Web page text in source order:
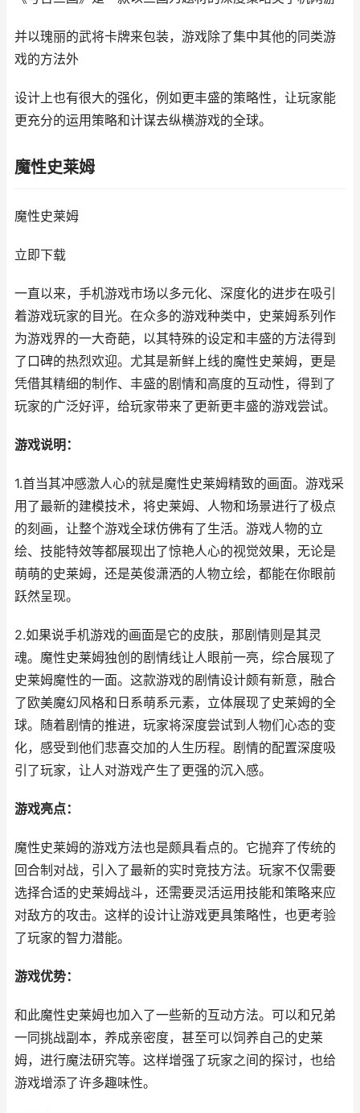
并以瑰丽的武将卡牌来包装，游戏除了集中其他的同类游
戏的方法外
设计上也有很大的强化，例如更丰盛的策略性，让玩家能
更充分的运用策略和计谋去纵横游戏的全球。
魔性史莱姆
魔性史莱姆
立即下载
一直以来，手机游戏市场以多元化、深度化的进步在吸引
着游戏玩家的目光。在众多的游戏种类中，史莱姆系列作
为游戏界的一大奇葩，以其特殊的设定和丰盛的方法得到
了口碑的热烈欢迎。尤其是新鲜上线的魔性史莱姆，更是
凭借其精细的制作、丰盛的剧情和高度的互动性，得到了
玩家的广泛好评，给玩家带来了更新更丰盛的游戏尝试。
游戏说明：
1.首当其冲感激人心的就是魔性史莱姆精致的画面。游戏采
用了最新的建模技术，将史莱姆、人物和场景进行了极点
的刻画，让整个游戏全球仿佛有了生活。游戏人物的立
绘、技能特效等都展现出了惊艳人心的视觉效果，无论是
萌萌的史莱姆，还是英俊潇洒的人物立绘，都能在你眼前
跃然呈现。
2.如果说手机游戏的画面是它的皮肤，那剧情则是其灵
魂。魔性史莱姆独创的剧情线让人眼前一亮，综合展现了
史莱姆魔性的一面。这款游戏的剧情设计颇有新意，融合
了欧美魔幻风格和日系萌系元素，立体展现了史莱姆的全
球。随着剧情的推进，玩家将深度尝试到人物们心态的变
化，感受到他们悲喜交加的人生历程。剧情的配置深度吸
引了玩家，让人对游戏产生了更强的沉入感。
游戏亮点：
魔性史莱姆的游戏方法也是颇具看点的。它抛弃了传统的
回合制对战，引入了最新的实时竞技方法。玩家不仅需要
选择合适的史莱姆战斗，还需要灵活运用技能和策略来应
对敌方的攻击。这样的设计让游戏更具策略性，也更考验
了玩家的智力潜能。
游戏优势：
和此魔性史莱姆也加入了一些新的互动方法。可以和兄弟
一同挑战副本，养成亲密度，甚至可以饲养自己的史莱
姆，进行魔法研究等。这样增强了玩家之间的探讨，也给
游戏增添了许多趣味性。